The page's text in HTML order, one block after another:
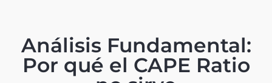
Análisis Fundamental:
Por qué el CAPE Ratio